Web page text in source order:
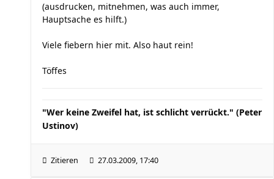
(ausdrucken, mitnehmen, was auch immer,
Hauptsache es hilft.)
Viele fiebern hier mit. Also haut rein!
Töffes
"Wer keine Zweifel hat, ist schlicht verrückt." (Peter
Ustinov)
Zitieren 27.03.2009, 17:40